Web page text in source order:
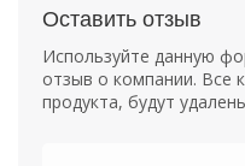
Оставить отзыв
Используйте данную
отзыв о компании. Все
продукта, будут